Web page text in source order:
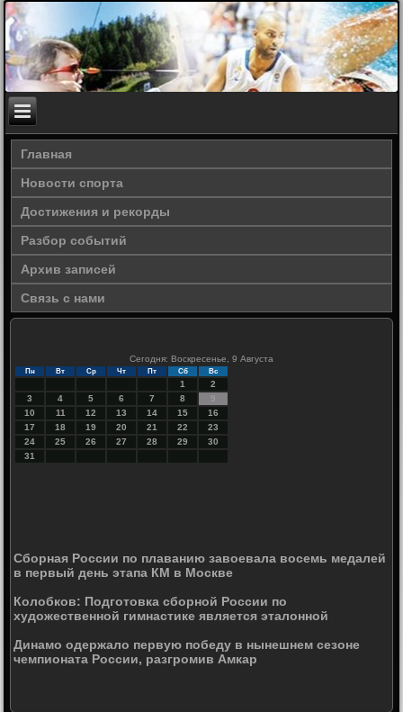
Главная
Новости спорта
Достижения и рекорды
Разбор событий
Архив записей
Связь с нами
Сегодня: Воскресенье, 9 Августа
Пн Вт Ср Чт Пт Сб Вс
1
2
3
4 5 6 7 8
9
10
11 12 13 14 15
16
17
18 19 20 21 22
23
24
25 26 27 28 29
30
31
Сборная России по плаванию завоевала восемь медалей
в первый день этапа КМ в Москве
Колобков: Подготовка сборной России по
художественной гимнастике является эталонной
Динамо одержало первую победу в нынешнем сезоне
чемпионата России, разгромив Амкар